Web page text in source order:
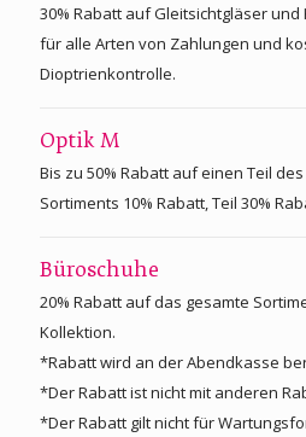
30% Rabatt auf Gleitsichtgläser
für alle Arten von Zahlungen und
Dioptrienkontrolle.
Optik M
Bis zu 50% Rabatt auf einen Teil
Sortiments 10% Rabatt, Teil 30%
Büroschuhe
20% Rabatt auf das gesamte
Kollektion.
*Rabatt wird an der Abendkasse
*Der Rabatt ist nicht mit anderen
*Der Rabatt gilt nicht für